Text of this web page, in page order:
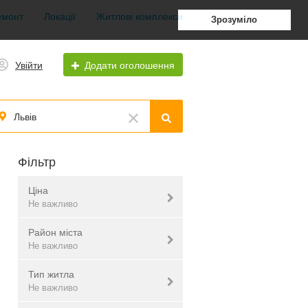
Зрозуміло
Локації Житлові комплекси
Увійти Додати оголошення
Львів
Фільтр
Ціна
Не важливо
грн.
Не важливо
Район міста
Не важливо
Галицький
Тип житла
Не важливо